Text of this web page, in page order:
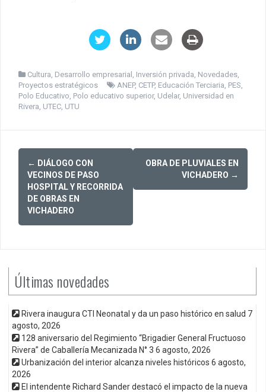
Cultura Desarrollo empresarial Inversión privada Novedades
Proyectos estratégicos
ANEP, CETP, Educación Terciaria PES
Polo Educativo Polo educativo superior, Udelar, Universidad en
Rivera UTEC UTU
Post
navigation
← DIÁLOGO CON
VECINOS DE PASO
HOSPITAL Y RECORRIDA
DE OBRAS EN
VICHADERO
OBRA DE PLUVIALES EN
VICHADERO →
Últimas novedades
Rivera inaugura CTI Neonatal y da un paso histórico en salud 7
agosto, 2026
128 aniversario del Regimiento “Brigadier General Fructuoso
Rivera” de Caballería Mecanizada N° 3 6 agosto, 2026
Urbanización del interior alcanza niveles históricos 6 agosto,
2026
El intendente Richard Sander destacó el impacto de la nueva